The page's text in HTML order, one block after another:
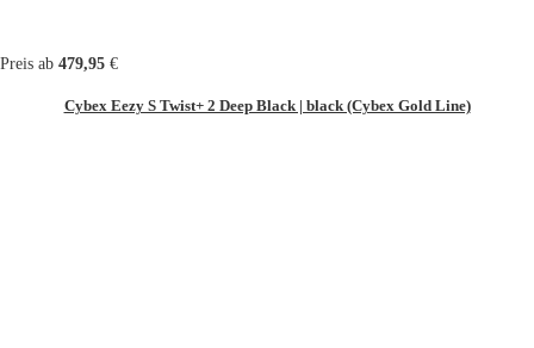
Preis ab 479,95 €
Cybex Eezy S Twist+ 2 Deep Black | black (Cybex Gold Line)